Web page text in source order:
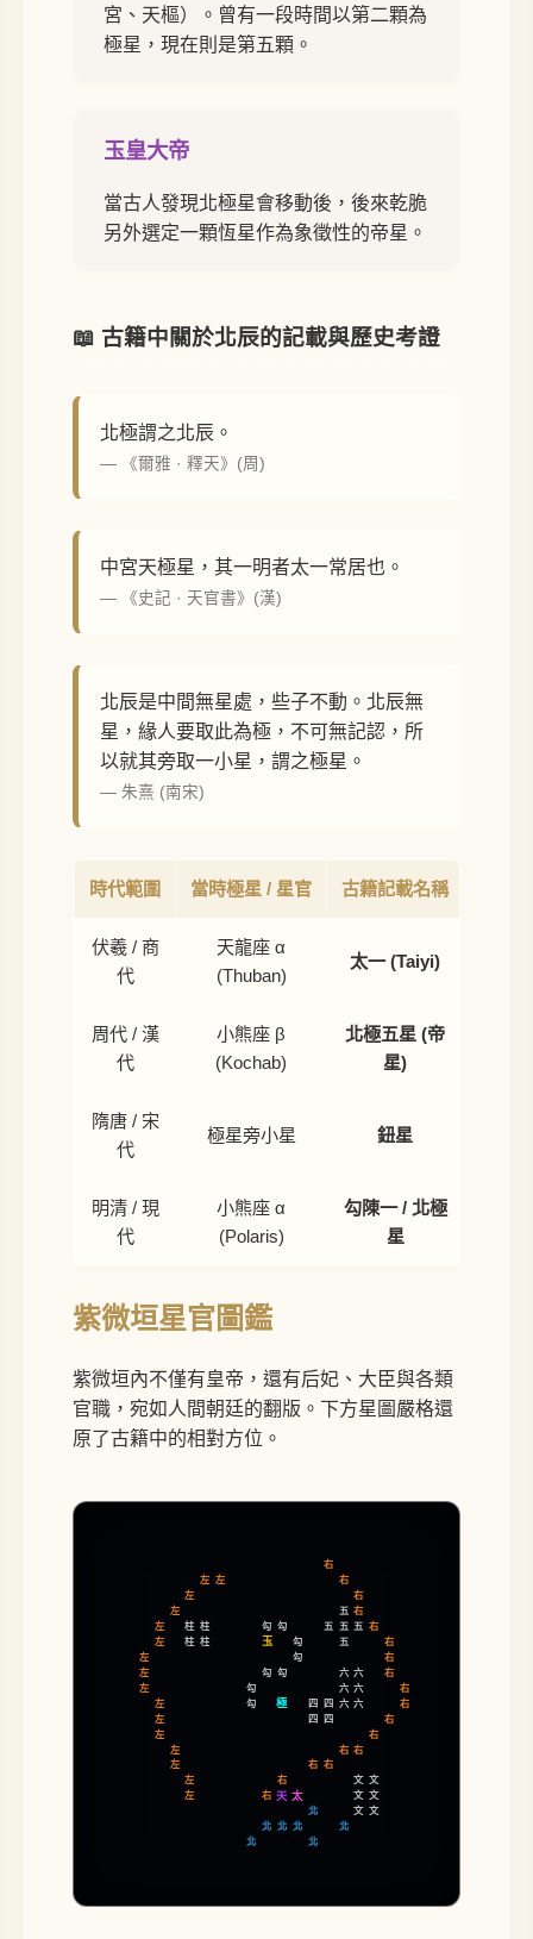
宮、天樞）。曾有一段時間以第二顆為
極星，現在則是第五顆。
玉皇大帝
當古人發現北極星會移動後，後來乾脆
另外選定一顆恆星作為象徵性的帝星。
📖 古籍中關於北辰的記載與歷史考證
北極謂之北辰。
— 《爾雅 · 釋天》(周)
中宮天極星，其一明者太一常居也。
— 《史記 · 天官書》(漢)
北辰是中間無星處，些子不動。北辰無
星，緣人要取此為極，不可無記認，所
以就其旁取一小星，謂之極星。
— 朱熹 (南宋)
時代範圍 當時極星 / 星官 古籍記載名稱
伏羲 / 商
代
天龍座 α
(Thuban)
太一 (Taiyi)
周代 / 漢
代
小熊座 β
(Kochab)
北極五星 (帝
星)
隋唐 / 宋
代
極星旁小星 鈕星
明清 / 現
代
小熊座 α
(Polaris)
勾陳一 / 北極
星
紫微垣星官圖鑑
紫微垣內不僅有皇帝，還有后妃、大臣與各類
官職，宛如人間朝廷的翻版。下方星圖嚴格還
原了古籍中的相對方位。
左 左
左
左
左
左
左
左
左
左
左
左
左
左
左
左
右
右
右
右
右
右
右
右
右
右
右
右
右 右
右 右
右
右
柱 柱
柱 柱 玉
極
勾 勾
勾
勾
勾 勾
勾
勾
五
五 五 五
五
六 六
六 六
六 六
四
四
四
四
天 太
文 文
文 文
文 文
北
北 北 北
北
北
北